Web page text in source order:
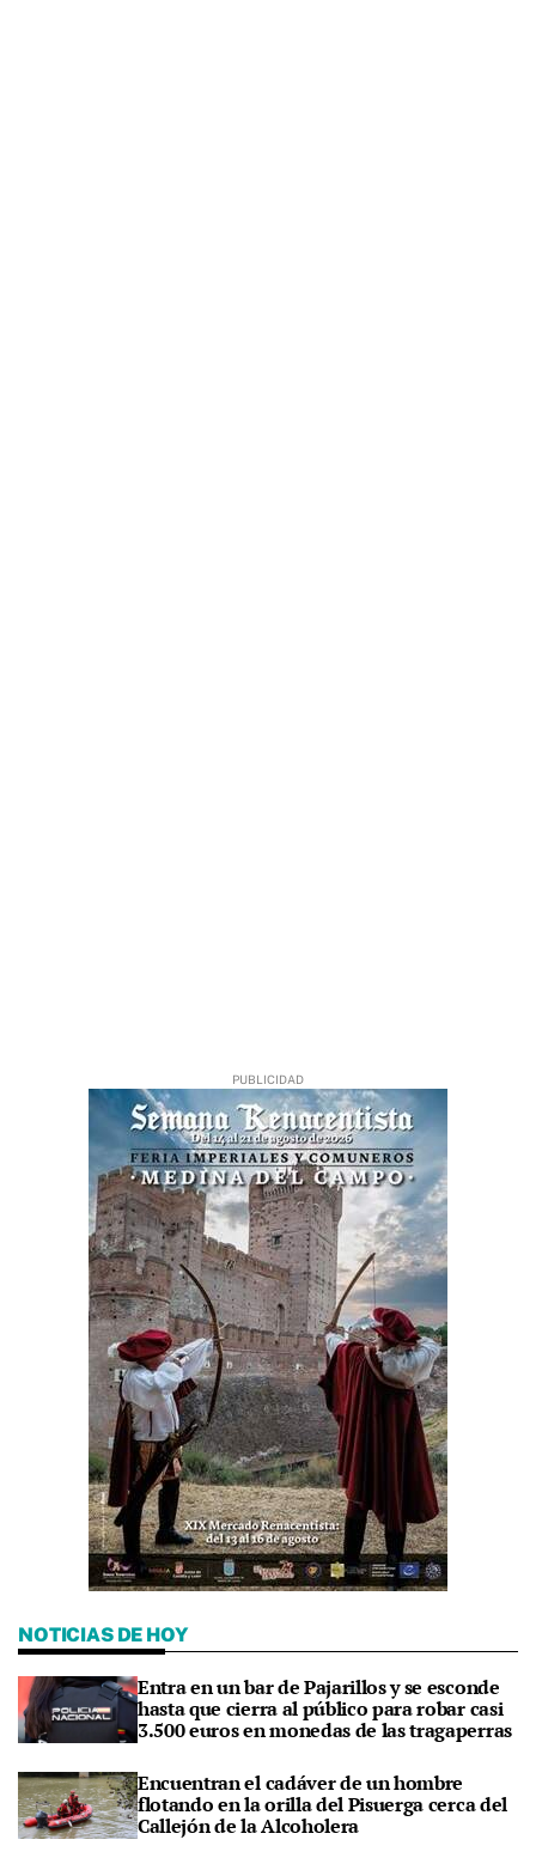
NOTICIAS DE HOY
Entra en un bar de Pajarillos y se esconde
hasta que cierra al público para robar casi
3.500 euros en monedas de las tragaperras
Encuentran el cadáver de un hombre
flotando en la orilla del Pisuerga cerca del
Callejón de la Alcoholera